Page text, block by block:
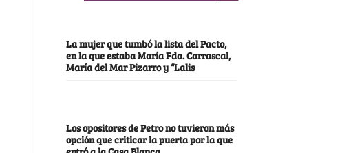
La mujer que tumbó la lista del Pacto,
en la que estaba María Fda. Carrascal,
María del Mar Pizarro y “Lalis
Los opositores de Petro no tuvieron más
opción que criticar la puerta por la que